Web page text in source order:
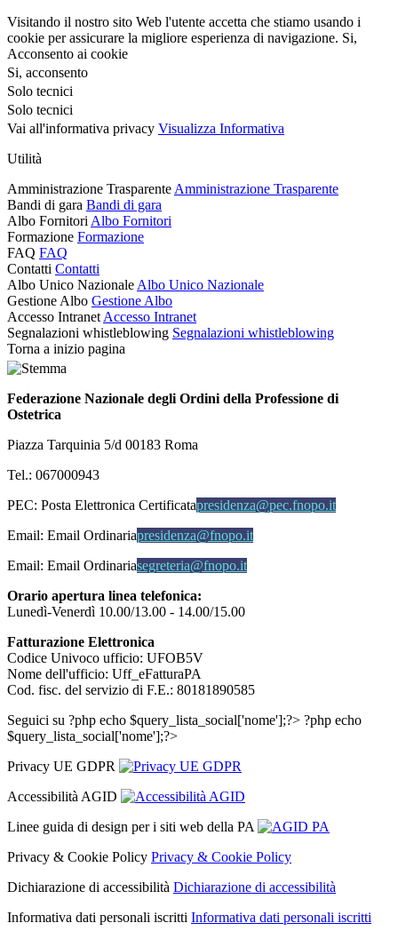
Visitando il nostro sito Web l'utente accetta che stiamo usando i
cookie per assicurare la migliore esperienza di navigazione. Si,
Acconsento ai cookie
Si, acconsento
Solo tecnici
Solo tecnici
Vai all'informativa privacy Visualizza Informativa
Utilità
Amministrazione Trasparente Amministrazione Trasparente
Bandi di gara Bandi di gara
Albo Fornitori Albo Fornitori
Formazione Formazione
FAQ FAQ
Contatti Contatti
Albo Unico Nazionale Albo Unico Nazionale
Gestione Albo Gestione Albo
Accesso Intranet Accesso Intranet
Segnalazioni whistleblowing Segnalazioni whistleblowing
Torna a inizio pagina
Federazione Nazionale degli Ordini della Professione di
Ostetrica
Piazza Tarquinia 5/d 00183 Roma
Tel.: 067000943
PEC: Posta Elettronica Certificatapresidenza@pec.fnopo.it
Email: Email Ordinariapresidenza@fnopo.it
Email: Email Ordinariasegreteria@fnopo.it
Orario apertura linea telefonica:
Lunedì-Venerdì 10.00/13.00 - 14.00/15.00
Fatturazione Elettronica
Codice Univoco ufficio: UFOB5V
Nome dell'ufficio: Uff_eFatturaPA
Cod. fisc. del servizio di F.E.: 80181890585
Seguici su ?php echo $query_lista_social['nome'];?> ?php echo
$query_lista_social['nome'];?>
Privacy UE GDPR
Accessibilità AGID
Linee guida di design per i siti web della PA
Privacy & Cookie Policy Privacy & Cookie Policy
Dichiarazione di accessibilità Dichiarazione di accessibilità
Informativa dati personali iscritti Informativa dati personali iscritti